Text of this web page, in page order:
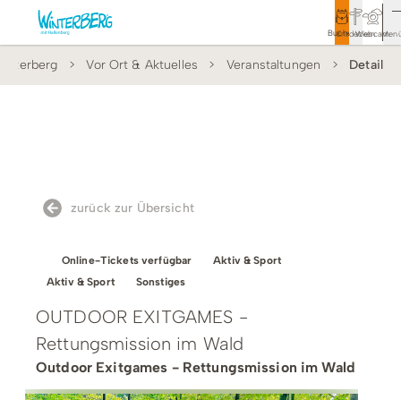
Buchen
Entdecken
Webcam
Tourismus Rathaus
Service & Kontakt
Veranstaltungen
Wandern
Vor Ort & Aktuelles Veranstaltungen Detail
zurück zur Übersicht
Online-Tickets verfügbar
Aktiv & Sport
Aktiv & Sport
Sonstiges
OUTDOOR EXITGAMES -
Rettungsmission im Wald
Outdoor Exitgames - Rettungsmission im Wald